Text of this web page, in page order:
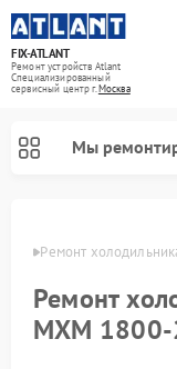
FIX-ATLANT
Ремонт устройств Atlant
Специализированный
cервисный центр г.Москва
Мы
Ремонт
Ремонт
МХМ 1800-